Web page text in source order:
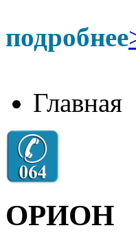
подробнее
Главная
ОРИОН